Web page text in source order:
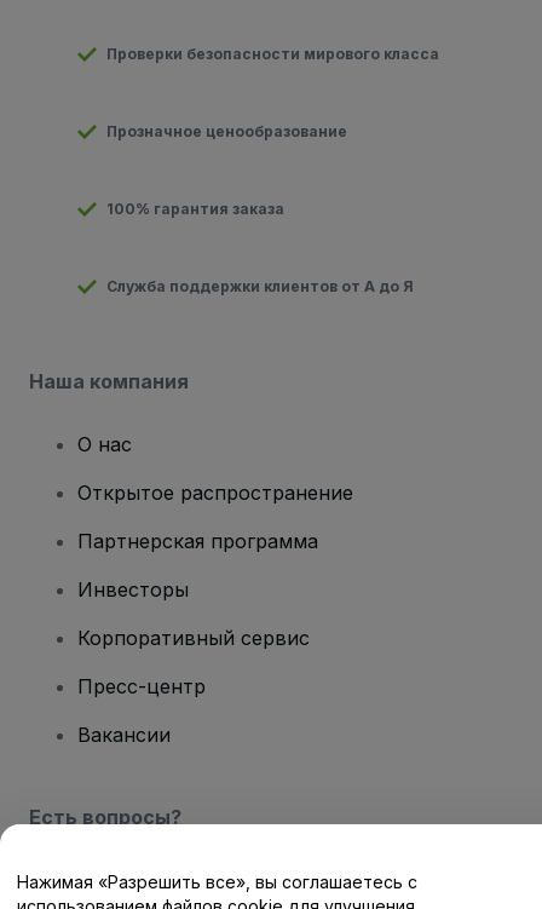
Проверки безопасности мирового класса
Прозначное ценообразование
100% гарантия заказа
Служба поддержки клиентов от А до Я
Наша компания
О нас
Открытое распространение
Партнерская программа
Инвесторы
Корпоративный сервис
Пресс-центр
Вакансии
Есть вопросы?
Центр помощи / Свяжитесь с нами
Нажимая «Разрешить все», вы соглашаетесь с